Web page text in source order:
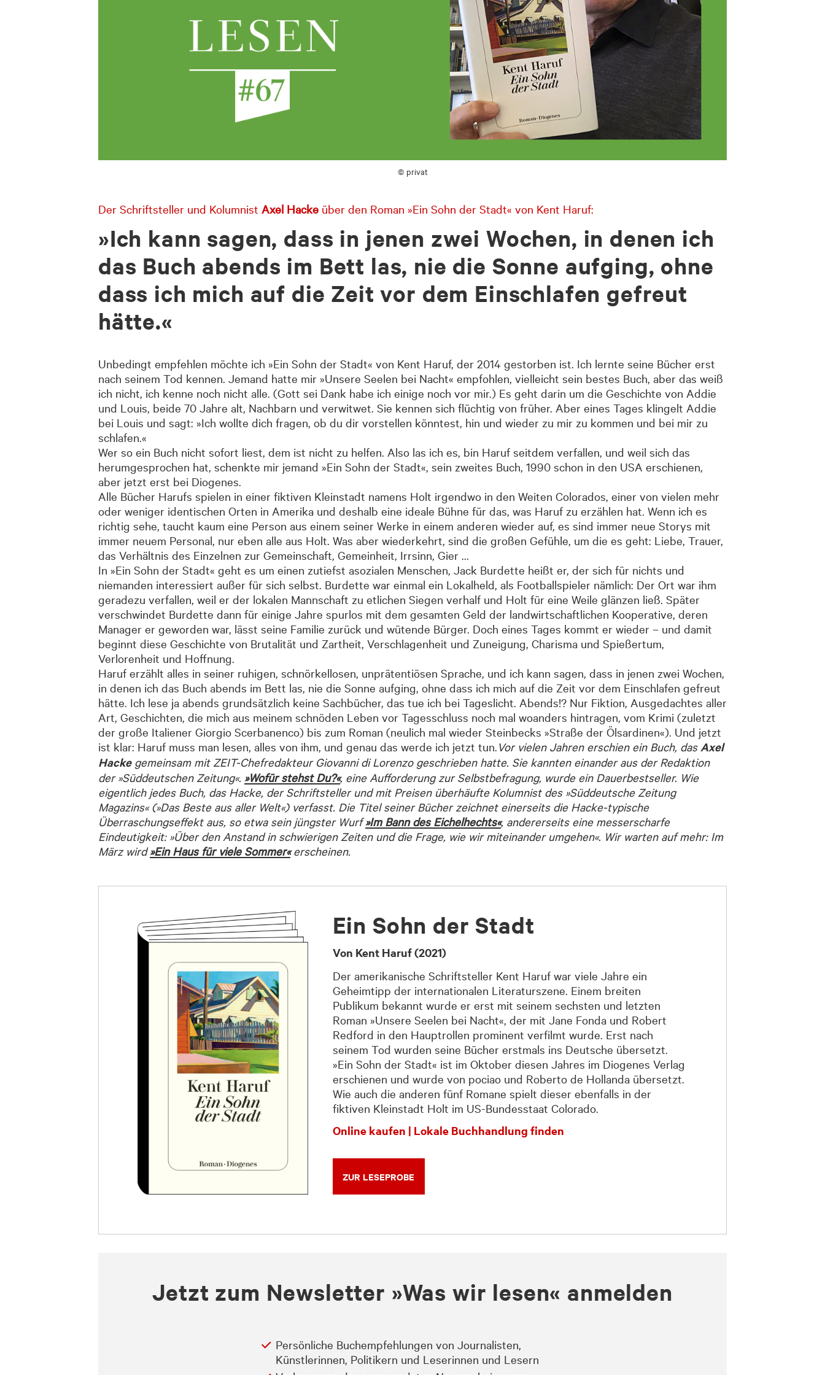
© privat
Der Schriftsteller und Kolumnist Axel Hacke über den Roman »Ein Sohn der Stadt« von Kent Haruf:
»Ich kann sagen, dass in jenen zwei Wochen, in denen ich
das Buch abends im Bett las, nie die Sonne aufging, ohne
dass ich mich auf die Zeit vor dem Einschlafen gefreut
hätte.«
Unbedingt empfehlen möchte ich »Ein Sohn der Stadt« von Kent Haruf, der 2014 gestorben ist. Ich lernte seine Bücher erst
nach seinem Tod kennen. Jemand hatte mir »Unsere Seelen bei Nacht« empfohlen, vielleicht sein bestes Buch, aber das weiß
ich nicht, ich kenne noch nicht alle. (Gott sei Dank habe ich einige noch vor mir.) Es geht darin um die Geschichte von Addie
und Louis, beide 70 Jahre alt, Nachbarn und verwitwet. Sie kennen sich flüchtig von früher. Aber eines Tages klingelt Addie
bei Louis und sagt: »Ich wollte dich fragen, ob du dir vorstellen könntest, hin und wieder zu mir zu kommen und bei mir zu
schlafen.«
Wer so ein Buch nicht sofort liest, dem ist nicht zu helfen. Also las ich es, bin Haruf seitdem verfallen, und weil sich das
herumgesprochen hat, schenkte mir jemand »Ein Sohn der Stadt«, sein zweites Buch, 1990 schon in den USA erschienen,
aber jetzt erst bei Diogenes.
Alle Bücher Harufs spielen in einer fiktiven Kleinstadt namens Holt irgendwo in den Weiten Colorados, einer von vielen mehr
oder weniger identischen Orten in Amerika und deshalb eine ideale Bühne für das, was Haruf zu erzählen hat. Wenn ich es
richtig sehe, taucht kaum eine Person aus einem seiner Werke in einem anderen wieder auf, es sind immer neue Storys mit
immer neuem Personal, nur eben alle aus Holt. Was aber wiederkehrt, sind die großen Gefühle, um die es geht: Liebe, Trauer,
das Verhältnis des Einzelnen zur Gemeinschaft, Gemeinheit, Irrsinn, Gier …
In »Ein Sohn der Stadt« geht es um einen zutiefst asozialen Menschen, Jack Burdette heißt er, der sich für nichts und
niemanden interessiert außer für sich selbst. Burdette war einmal ein Lokalheld, als Footballspieler nämlich: Der Ort war ihm
geradezu verfallen, weil er der lokalen Mannschaft zu etlichen Siegen verhalf und Holt für eine Weile glänzen ließ. Später
verschwindet Burdette dann für einige Jahre spurlos mit dem gesamten Geld der landwirtschaftlichen Kooperative, deren
Manager er geworden war, lässt seine Familie zurück und wütende Bürger. Doch eines Tages kommt er wieder ­– und damit
beginnt diese Geschichte von Brutalität und Zartheit, Verschlagenheit und Zuneigung, Charisma und Spießertum,
Verlorenheit und Hoffnung.
Haruf erzählt alles in seiner ruhigen, schnörkellosen, unprätentiösen Sprache, und ich kann sagen, dass in jenen zwei Wochen,
in denen ich das Buch abends im Bett las, nie die Sonne aufging, ohne dass ich mich auf die Zeit vor dem Einschlafen gefreut
hätte. Ich lese ja abends grundsätzlich keine Sachbücher, das tue ich bei Tageslicht. Abends!? Nur Fiktion, Ausgedachtes aller
Art, Geschichten, die mich aus meinem schnöden Leben vor Tagesschluss noch mal woanders hintragen, vom Krimi (zuletzt
der große Italiener Giorgio Scerbanenco) bis zum Roman (neulich mal wieder Steinbecks »Straße der Ölsardinen«). Und jetzt
ist klar: Haruf muss man lesen, alles von ihm, und genau das werde ich jetzt tun. Vor vielen Jahren erschien ein Buch, das Axel
Hackegemeinsam mit ZEIT-Chefredakteur Giovanni di Lorenzo geschrieben hatte. Sie kannten einander aus der Redaktion
der »Süddeutschen Zeitung«. »Wofür stehst Du?«, eine Aufforderung zur Selbstbefragung, wurde ein Dauerbestseller. Wie
eigentlich jedes Buch, das Hacke, der Schriftsteller und mit Preisen überhäufte Kolumnist des »Süddeutsche Zeitung
Magazins« (»Das Beste aus aller Welt«) verfasst. Die Titel seiner Bücher zeichnet einerseits die Hacke-typische
Überraschungseffekt aus, so etwa sein jüngster Wurf»Im Bann des Eichelhechts«, andererseits eine messerscharfe
Eindeutigkeit: »Über den Anstand in schwierigen Zeiten und die Frage, wie wir miteinander umgehen«. Wir warten auf mehr: Im
März wird»Ein Haus für viele Sommer«erscheinen.
Ein Sohn der Stadt
Von Kent Haruf (2021)
Der amerikanische Schriftsteller Kent Haruf war viele Jahre ein
Geheimtipp der inter­nationalen Literaturszene. Einem breiten
Publikum bekannt wurde er erst mit seinem sechsten und letzten
Roman »Unsere Seelen bei Nacht«, der mit Jane Fonda und Robert
Redford in den Hauptrollen prominent verfilmt wurde. Erst nach
seinem Tod wurden seine Bücher erstmals ins Deutsche übersetzt.
»Ein Sohn der Stadt« ist im Oktober diesen Jahres im Diogenes Verlag
erschienen und wurde von pociao und Roberto de Hollanda übersetzt.
Wie auch die anderen fünf Romane spielt dieser ebenfalls in der
fiktiven Kleinstadt Holt im US-Bundesstaat Colorado.
Online kaufen | Lokale Buchhandlung finden
ZUR LESEPROBE
Jetzt zum Newsletter »Was wir lesen« anmelden
Persönliche Buchempfehlungen von Journalisten,
Künstlerinnen, Politikern und Leserinnen und Lesern